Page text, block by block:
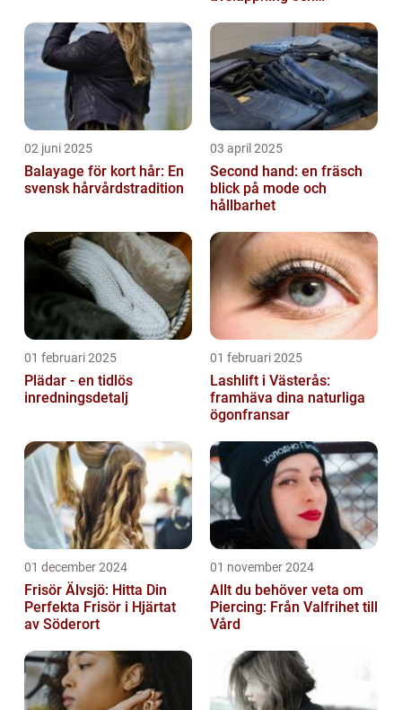
02 juni 2025
Balayage för kort hår: En
svensk hårvårdstradition
03 april 2025
Second hand: en fräsch
blick på mode och
hållbarhet
01 februari 2025
Plädar - en tidlös
inredningsdetalj
01 februari 2025
Lashlift i Västerås:
framhäva dina naturliga
ögonfransar
01 december 2024
Frisör Älvsjö: Hitta Din
Perfekta Frisör i Hjärtat
av Söderort
01 november 2024
Allt du behöver veta om
Piercing: Från Valfrihet till
Vård